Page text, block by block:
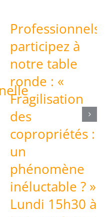
Violences
conjugales &
logement
jeudi 21 mai à
18h30
18 mai 2026